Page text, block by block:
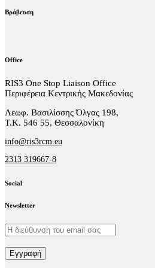
Βράβευση
Office
RIS3 One Stop Liaison Office
Περιφέρεια Κεντρικής Μακεδονίας
Λεωφ. Βασιλίσσης Όλγας 198,
Τ.Κ. 546 55, Θεσσαλονίκη
info@ris3rcm.eu
2313 319667-8
Social
facebook-
linkedin
twitter-
Newsletter
Εγγραφή